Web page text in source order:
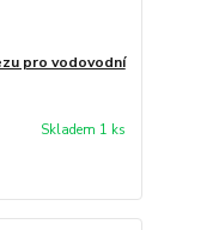
pro vodovodní
Skladem 1 ks